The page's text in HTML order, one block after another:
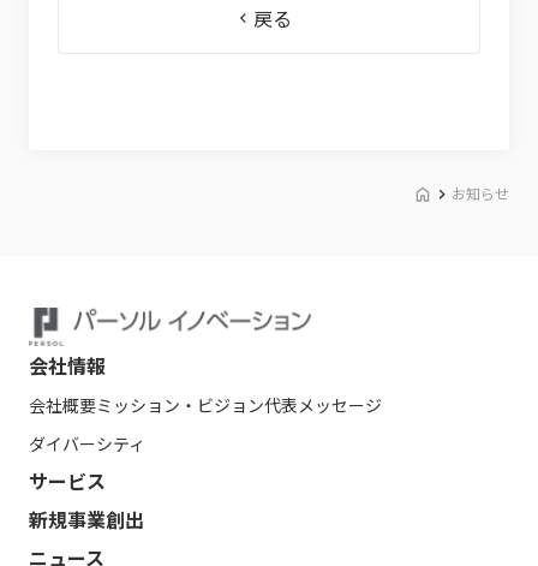
戻る
お知らせ
会社情報
会社概要ミッション・ビジョン代表メッセージ
ダイバーシティ
サービス
新規事業創出
ニュース